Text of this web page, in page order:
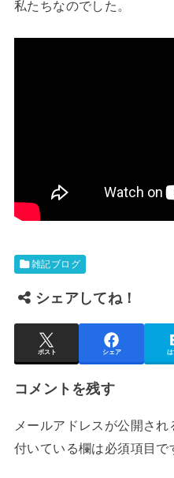
私たちなのでした。
雑記ブログ
シェアしてね！
ポスト シェア は
コメントを残す
メールアドレスが公開され
付いている欄は必須項目で